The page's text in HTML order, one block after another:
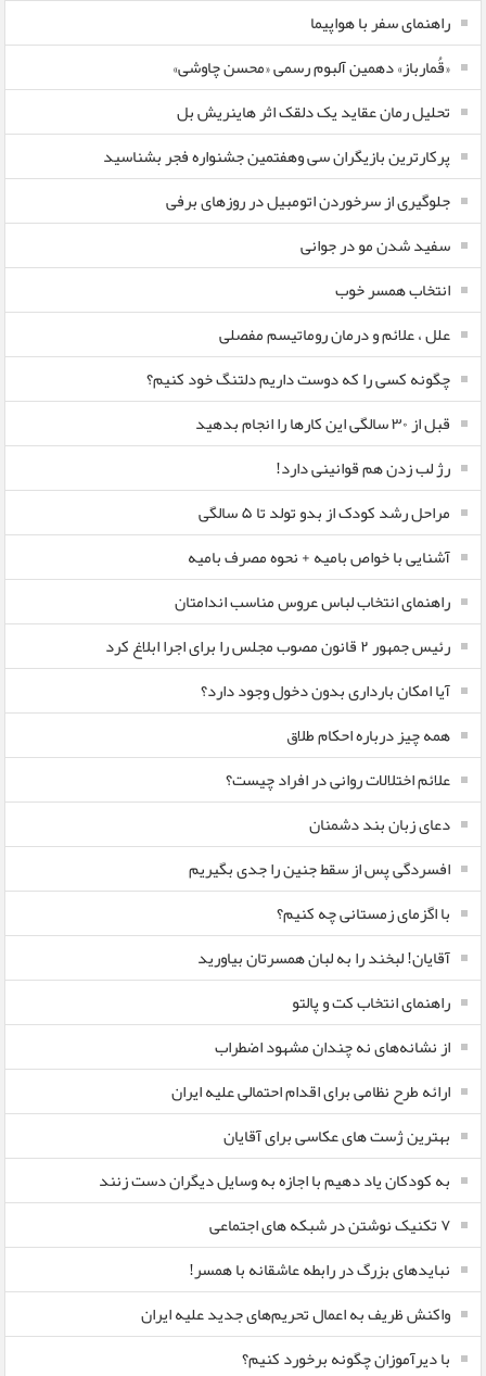
راهنمای سفر با هواپیما
«قُمارباز» دهمین آلبوم رسمی «محسن چاوشی»
تحلیل رمان عقاید یک دلقک اثر هاینریش بل
پرکارترین بازیگران سی وهفتمین جشنواره فجر بشناسید
جلوگیری از سرخوردن اتومبیل در روزهای برفی
سفید شدن مو در جوانی
انتخاب همسر خوب
علل ، علائم و درمان روماتیسم مفصلی
چگونه کسی را که دوست داریم دلتنگ خود کنیم؟
قبل از ۳۰ سالگی این کارها را انجام بدهید
رژ لب زدن هم قوانینی دارد!
مراحل رشد کودک از بدو تولد تا ۵ سالگی
آشنایی با خواص بامیه + نحوه مصرف بامیه
راهنمای انتخاب لباس عروس مناسب اندامتان
رئیس جمهور ۲ قانون مصوب مجلس را برای اجرا ابلاغ کرد
آیا امکان بارداری بدون دخول وجود دارد؟
همه چیز درباره احکام طلاق
علائم اختلالات روانی در افراد چیست؟
دعای زبان بند دشمنان
افسردگی پس از سقط جنین را جدی بگیریم
با اگزمای زمستانی چه کنیم؟
آقایان! لبخند را به لبان همسرتان بیاورید
راهنمای انتخاب کت و پالتو
از نشانه‌های نه چندان مشهود اضطراب
ارائه طرح نظامی برای اقدام احتمالی علیه ایران
بهترین ژست های عکاسی برای آقایان
به کودکان یاد دهیم با اجازه به وسایل دیگران دست زنند
۷ تکنیک نوشتن در شبکه های اجتماعی
نبایدهای بزرگ در رابطه عاشقانه با همسر!
واکنش ظریف به اعمال تحریم‌های جدید علیه ایران
با دیرآموزان چگونه برخورد کنیم؟